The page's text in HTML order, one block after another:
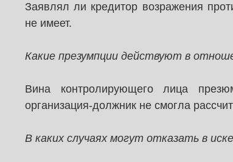
Заявлял ли кредитор возражения
не имеет.
Какие презумпции действуют в
Вина контролирующего лица
организация-должник не смогла
В каких случаях могут отказать в иске